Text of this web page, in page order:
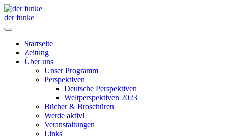
der funke
Startseite
Zeitung
Über uns
Unser Programm
Perspektiven
Deutsche Perspektiven
Weltperspektiven 2023
Bücher & Broschüren
Werde aktiv!
Veranstaltungen
Links